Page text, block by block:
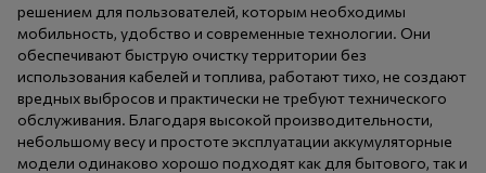
решением для пользователей, которым необходимы
мобильность, удобство и современные технологии. Они
обеспечивают быструю очистку территории без
использования кабелей и топлива, работают тихо, не создают
вредных выбросов и практически не требуют технического
обслуживания. Благодаря высокой производительности,
небольшому весу и простоте эксплуатации аккумуляторные
модели одинаково хорошо подходят как для бытового, так и